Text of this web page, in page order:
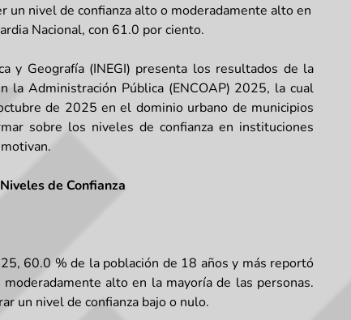
un nivel de confianza alto o moderadamente alto en
Nacional, con 61.0 por ciento.
y Geografía (INEGI) presenta los resultados de la
la Administración Pública (ENCOAP) 2025, la cual
de 2025 en el dominio urbano de municipios
sobre los niveles de confianza en instituciones
de Confianza
60.0 % de la población de 18 años y más reportó
alto en la mayoría de las personas.
un nivel de confianza bajo o nulo.